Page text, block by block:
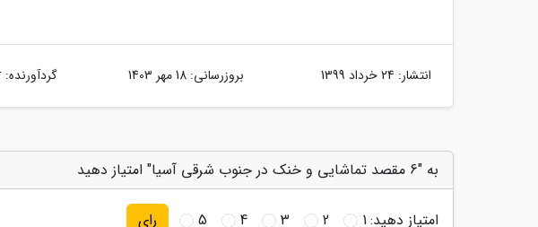
انتشار: 24 خرداد 1399 بروزرسانی: 18 مهر 1403 گردآورنده:
به "6 مقصد تماشایی و خنک در جنوب شرقی آسیا" امتیاز دهید
امتیاز دهید:1
2
3
4
5 رای